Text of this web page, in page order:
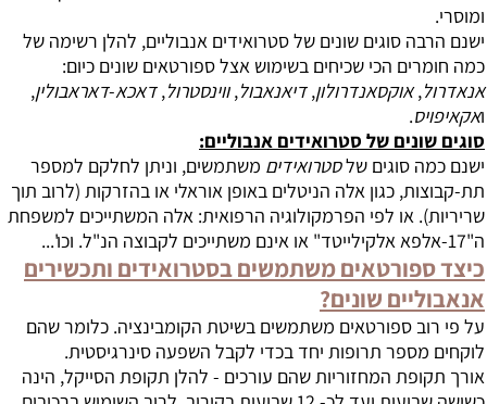
ומוסרי.
ישנם הרבה סוגים שונים של סטרואידים אנבוליים, להלן רשימה של
כמה חומרים הכי שכיחים בשימוש אצל ספורטאים שונים כיום:
אנאדרול,אוקסאנדרולון,דיאנאבול,ווינסטרול,דאכא-דאראבולין,
ואקאיפויס.
סוגים שונים של סטרואידים אנבוליים:
ישנם כמה סוגים שלסטרואידים משתמשים, וניתן לחלקם למספר
תת-קבוצות, כגון אלה הניטלים באופן אוראלי או בהזרקות (לרוב תוך
שריריות). או לפי הפרמקולוגיה הרפואית: אלה המשתייכים למשפחת
ה"17-אלפא אלקילייטד" או אינם משתייכים לקבוצה הנ"ל. וכו'...
כיצד ספורטאים משתמשים בסטרואידים ותכשירים
אנאבוליים שונים?
על פי רוב ספורטאים משתמשים בשיטת הקומבינציה. כלומר שהם
לוקחים מספר תרופות יחד בכדי לקבל השפעה סינרגיסטית.
אורך תקופת המחזוריות שהם עורכים - להלן תקופת הסייקל, הינה